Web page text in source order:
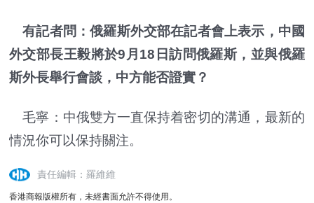
有記者問：俄羅斯外交部在記者會上表示，中國
外交部長王毅將於9月18日訪問俄羅斯，並與俄羅
斯外長舉行會談，中方能否證實？
毛寧：中俄雙方一直保持着密切的溝通，最新的
情況你可以保持關注。
責任編輯：羅維維
香港商報版權所有，未經書面允許不得使用。